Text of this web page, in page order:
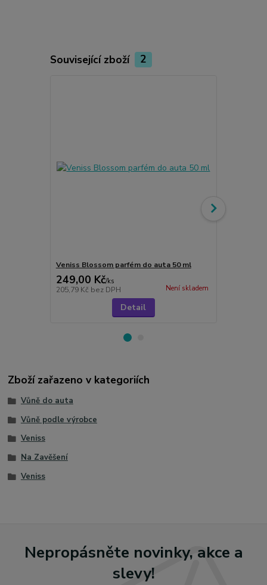
Související zboží 2
Veniss Blossom parfém do auta 50 ml
249,00 Kč/ks
205,79 Kč bez DPH Není skladem
Detail
Zboží zařazeno v kategoriích
Vůně do auta
Vůně podle výrobce
Veniss
Na Zavěšení
Veniss
Nepropásněte novinky, akce a
slevy!